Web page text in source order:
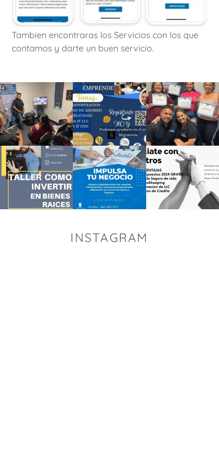
Tambien encontraras los Servicios con los que
contamos y darte un buen servicio.
INSTAGRAM